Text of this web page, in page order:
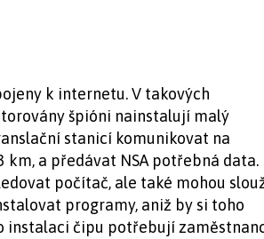
k internetu. V takových
špióni nainstalují malý
stanicí komunikovat na
a předávat NSA potřebná data.
počítač, ale také mohou
programy, aniž by si toho
instalaci čipu potřebují